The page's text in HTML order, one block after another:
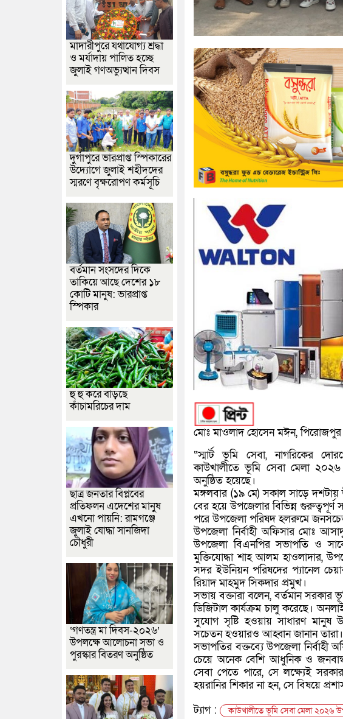
মোঃ মাওলাদ হোসেন মঈন, পিরোজপুর
“স্মার্ট ভূমি সেবা, নাগরিকের
কাউখালীতে ভূমি সেবা মেলা
অনুষ্ঠিত হয়েছে।
মঙ্গলবার (১৯ মে) সকাল সাড়ে দশটায়
বের হয়ে উপজেলার বিভিন্ন
পরে উপজেলা পরিষদ হলরুমে
উপজেলা নির্বাহী অফিসার মোঃ
উপজেলা বিএনপির সভাপতি ও
মুক্তিযোদ্ধা শাহ আলম হাওলাদার,
সদর ইউনিয়ন পরিষদের প্যানেল
রিয়াদ মাহমুদ সিকদার প্রমুখ।
সভায় বক্তারা বলেন, বর্তমান
ডিজিটাল কার্যক্রম চালু করেছে।
সুযোগ সৃষ্টি হওয়ায় সাধারণ মানুষ
সচেতন হওয়ারও আহ্বান জানান তারা।
সভাপতির বক্তব্যে উপজেলা
চেয়ে অনেক বেশি আধুনিক ও
সেবা পেতে পারে, সে লক্ষ্যেই
হয়রানির শিকার না হন, সে বিষয়ে
ট্যাগ :
কাউখালীতে ভূমি সেবা মেলা ২০২৬
মাদারীপুরে যথাযোগ্য শ্রদ্ধা
ও মর্যাদায় পালিত হচ্ছে
জুলাই গণঅভ্যুত্থান দিবস
দুর্গাপুরে ভারপ্রাপ্ত স্পিকারের
উদ্যোগে জুলাই শহীদদের
স্মরণে বৃক্ষরোপণ কর্মসূচি
বর্তমান সংসদের দিকে
তাকিয়ে আছে দেশের ১৮
কোটি মানুষ: ভারপ্রাপ্ত
স্পিকার
হু হু করে বাড়ছে
কাঁচামরিচের দাম
ছাত্র জনতার বিপ্লবের
প্রতিফলন এদেশের মানুষ
এখনো পায়নি: রামগঞ্জে
জুলাই যোদ্ধা সানজিদা
চৌধুরী
‘গণতন্ত্র মা দিবস-২০২৬’
উপলক্ষে আলোচনা সভা ও
পুরস্কার বিতরণ অনুষ্ঠিত